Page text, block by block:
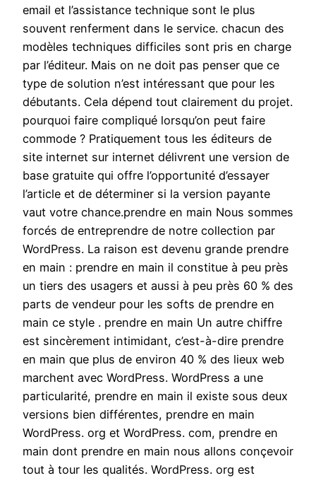
email et l’assistance technique sont le plus
souvent renferment dans le service. chacun des
modèles techniques difficiles sont pris en charge
par l’éditeur. Mais on ne doit pas penser que ce
type de solution n’est intéressant que pour les
débutants. Cela dépend tout clairement du projet.
pourquoi faire compliqué lorsqu’on peut faire
commode ? Pratiquement tous les éditeurs de
site internet sur internet délivrent une version de
base gratuite qui offre l’opportunité d’essayer
l’article et de déterminer si la version payante
vaut votre chance.prendre en main Nous sommes
forcés de entreprendre de notre collection par
WordPress. La raison est devenu grande prendre
en main : prendre en main il constitue à peu près
un tiers des usagers et aussi à peu près 60 % des
parts de vendeur pour les softs de prendre en
main ce style . prendre en main Un autre chiffre
est sincèrement intimidant, c’est-à-dire prendre
en main que plus de environ 40 % des lieux web
marchent avec WordPress. WordPress a une
particularité, prendre en main il existe sous deux
versions bien différentes, prendre en main
WordPress. org et WordPress. com, prendre en
main dont prendre en main nous allons conçevoir
tout à tour les qualités. WordPress. org est